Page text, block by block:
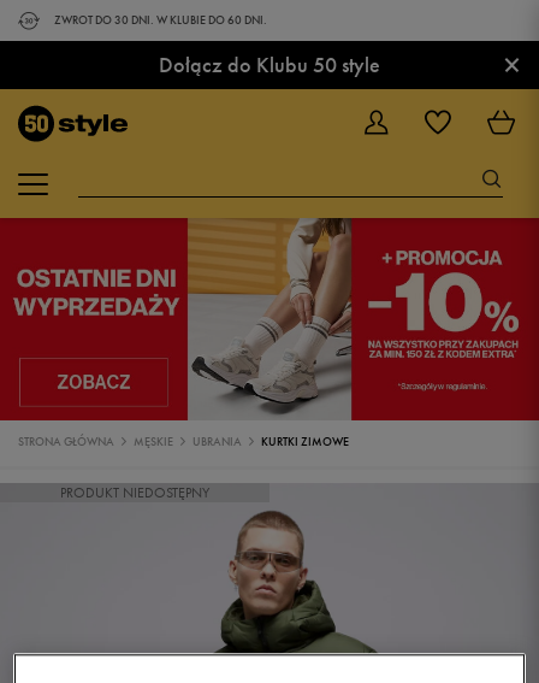
ZWROT DO 30 DNI. W KLUBIE DO 60 DNI.
Dołącz do Klubu 50 style ×
STRONA GŁÓWNA MĘSKIE UBRANIA KURTKI ZIMOWE
PRODUKT NIEDOSTĘPNY